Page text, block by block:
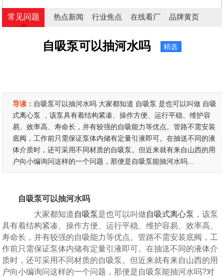
常见问题 热点新闻 行业焦点 在线看厂 品牌黄页
自吸泵可以抽河水吗 精选
导读： 自吸泵可以抽河水吗 大家都知道 自吸泵 是也可以叫做 自吸
式离心泵 ，该泵具有着结构紧凑、操作方便、运行平稳、维护容
易、效率高、寿命长，并有较强的自吸能力等优点。管路不需安装
底阀，工作前只需保证泵体内储有定量引液即可。在抽送不同的液
体介质时，还可采用不同材质的自吸泵。但近来就有来自山西的用
户向小编询问这样的一个问题，那便是自吸泵能抽河水吗...
自吸泵可以抽河水吗
大家都知道自吸泵是也可以叫做自吸式离心泵 ，该泵
具有着结构紧凑、操作方便、运行平稳、维护容易、效率高、
寿命长，并有较强的自吸能力等优点。管路不需安装底阀，工
作前只需保证泵体内储有定量引液即可。在抽送不同的液体介
质时，还可采用不同材质的自吸泵。但近来就有来自山西的用
户向小编询问这样的一个问题，那便是自吸泵能抽河水吗?对